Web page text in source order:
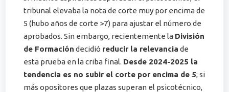
tribunal elevaba la nota de corte muy por encima de
5 (hubo años de corte >7) para ajustar el número de
aprobados​. Sin embargo, recientemente la División
de Formación decidió reducir la relevancia de
esta prueba en la criba final​. Desde 2024-2025 la
tendencia es no subir el corte por encima de 5; si
más opositores que plazas superan el psicotécnico,